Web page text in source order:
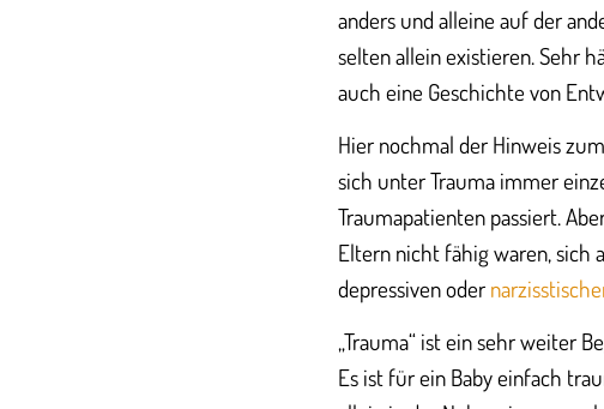
anders und alleine auf der
selten allein existieren. Sehr
auch eine Geschichte von
Hier nochmal der Hinweis
sich unter Trauma immer
Traumapatienten passiert.
Eltern nicht fähig waren, sich
depressiven oder
„Trauma“ ist ein sehr weiter
Es ist für ein Baby einfach